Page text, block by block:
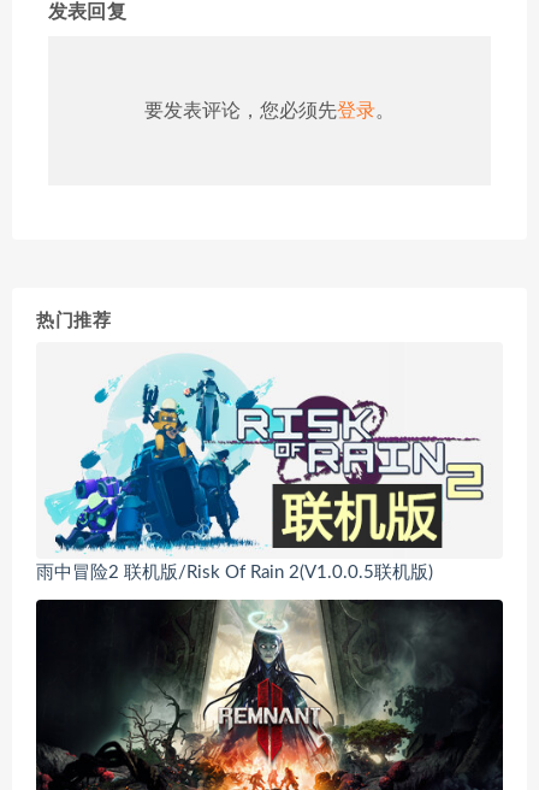
发表回复
要发表评论，您必须先登录。
热门推荐
雨中冒险2 联机版/Risk Of Rain 2(V1.0.0.5联机版)